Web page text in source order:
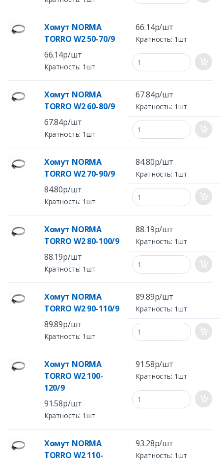
Хомут NORMA
TORRO W2 50-70/9
66.14р/шт
Кратность: 1шт
66.14р/шт
Кратность: 1шт
Хомут NORMA
TORRO W2 60-80/9
67.84р/шт
Кратность: 1шт
67.84р/шт
Кратность: 1шт
Хомут NORMA
TORRO W2 70-90/9
84.80р/шт
Кратность: 1шт
84.80р/шт
Кратность: 1шт
Хомут NORMA
TORRO W2 80-100/9
88.19р/шт
Кратность: 1шт
88.19р/шт
Кратность: 1шт
Хомут NORMA
TORRO W2 90-110/9
89.89р/шт
Кратность: 1шт
89.89р/шт
Кратность: 1шт
Хомут NORMA
TORRO W2 100-
120/9
91.58р/шт
Кратность: 1шт
91.58р/шт
Кратность: 1шт
Хомут NORMA
TORRO W2 110-
93.28р/шт
Кратность: 1шт